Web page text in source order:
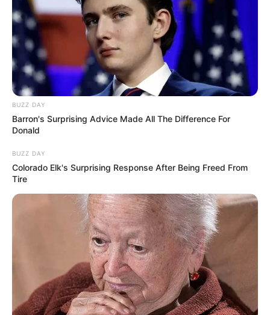
BUZZ DAY
Barron's Surprising Advice Made All The Difference For
Donald
BUZZ DAY
Colorado Elk's Surprising Response After Being Freed From
Tire